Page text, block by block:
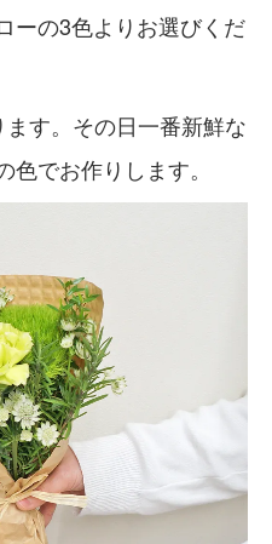
ーの3色よりお選びくだ
す。その日一番新鮮な
でお作りします。